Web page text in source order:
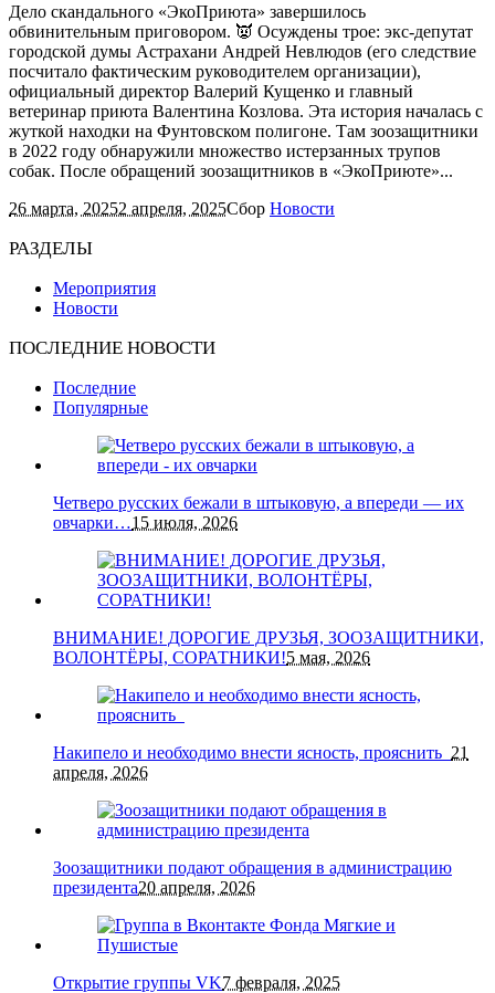
Дело скандального «ЭкоПриюта» завершилось
обвинительным приговором. 👿 Осуждены трое: экс-депутат
городской думы Астрахани Андрей Невлюдов (его следствие
посчитало фактическим руководителем организации),
официальный директор Валерий Кущенко и главный
ветеринар приюта Валентина Козлова. Эта история началась с
жуткой находки на Фунтовском полигоне. Там зоозащитники
в 2022 году обнаружили множество истерзанных трупов
собак. После обращений зоозащитников в «ЭкоПриюте»...
26 марта, 20252 апреля, 2025Сбор Новости
РАЗДЕЛЫ
Мероприятия
Новости
ПОСЛЕДНИЕ НОВОСТИ
Последние
Популярные
Четверо русских бежали в штыковую, а впереди — их
овчарки…15 июля, 2026
ВНИМАНИЕ! ДОРОГИЕ ДРУЗЬЯ, ЗООЗАЩИТНИКИ,
ВОЛОНТЁРЫ, СОРАТНИКИ!5 мая, 2026
Накипело и необходимо внести ясность, прояснить 21
апреля, 2026
Зоозащитники подают обращения в администрацию
президента20 апреля, 2026
Открытие группы VK7 февраля, 2025